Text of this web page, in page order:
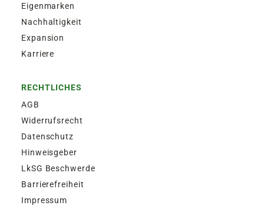
Eigenmarken
Nachhaltigkeit
Expansion
Karriere
RECHTLICHES
AGB
Widerrufsrecht
Datenschutz
Hinweisgeber
LkSG Beschwerde
Barrierefreiheit
Impressum